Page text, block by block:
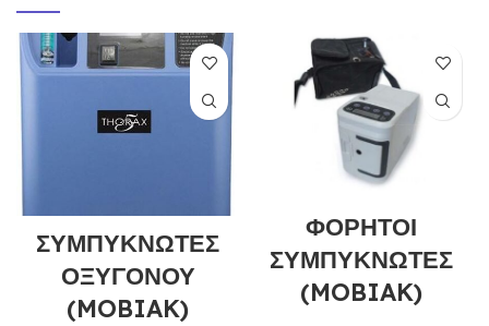
ΣΥΜΠΥΚΝΩΤΕΣ
ΟΞΥΓΟΝΟΥ
(MOBIAK)
ΦΟΡΗΤΟΙ
ΣΥΜΠΥΚΝΩΤΕΣ
(MOBIAK)